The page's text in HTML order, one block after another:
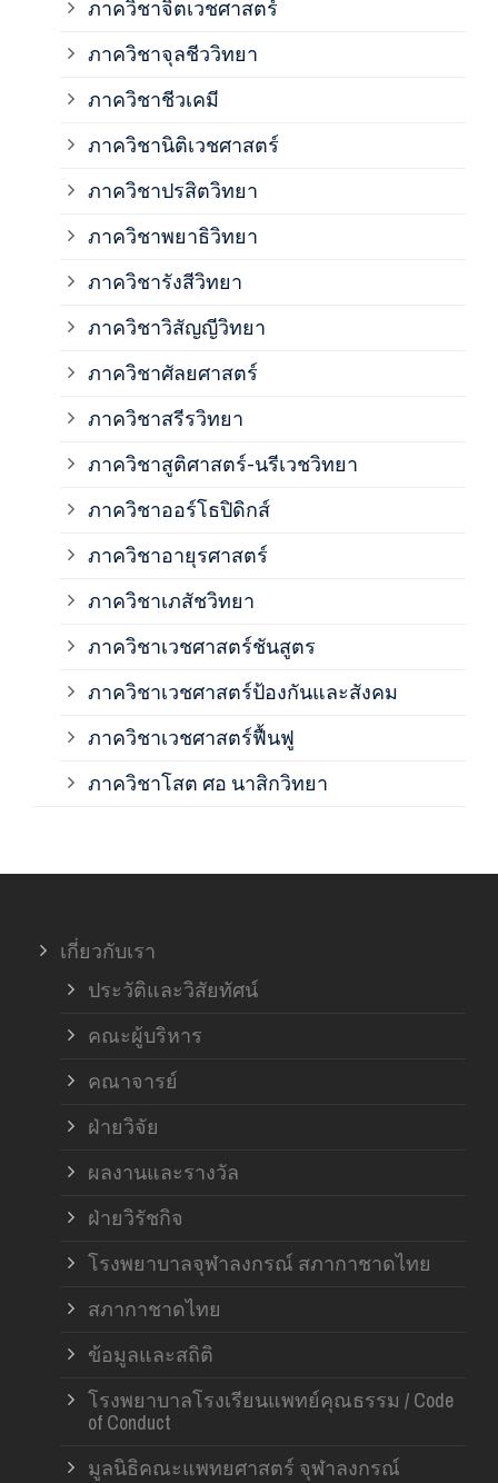
ภาควิชาจิตเวชศาสตร์
ภาควิชาจุลชีววิทยา
ภาควิชาชีวเคมี
ภาควิชานิติเวชศาสตร์
ภาควิชาปรสิตวิทยา
ภาควิชาพยาธิวิทยา
ภาควิชารังสีวิทยา
ภาควิชาวิสัญญีวิทยา
ภาควิชาศัลยศาสตร์
ภาควิชาสรีรวิทยา
ภาควิชาสูติศาสตร์-นรีเวชวิทยา
ภาควิชาออร์โธปิดิกส์
ภาควิชาอายุรศาสตร์
ภาควิชาเภสัชวิทยา
ภาควิชาเวชศาสตร์ชันสูตร
ภาควิชาเวชศาสตร์ป้องกันและสังคม
ภาควิชาเวชศาสตร์ฟื้นฟู
ภาควิชาโสต ศอ นาสิกวิทยา
เกี่ยวกับเรา
ประวัติและวิสัยทัศน์
คณะผู้บริหาร
คณาจารย์
ฝ่ายวิจัย
ผลงานและรางวัล
ฝ่ายวิรัชกิจ
โรงพยาบาลจุฬาลงกรณ์ สภากาชาดไทย
สภากาชาดไทย
ข้อมูลและสถิติ
โรงพยาบาลโรงเรียนแพทย์คุณธรรม / Code
of Conduct
มูลนิธิคณะแพทยศาสตร์ จุฬาลงกรณ์